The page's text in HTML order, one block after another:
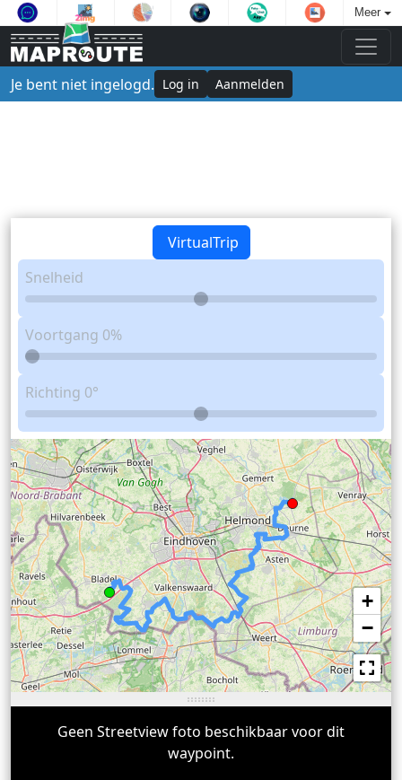
Meer
Je bent niet ingelogd. Log in Aanmelden
VirtualTrip
Snelheid
Voortgang 0%
Richting 0°
+
−
Geen Streetview foto beschikbaar voor dit
waypoint.